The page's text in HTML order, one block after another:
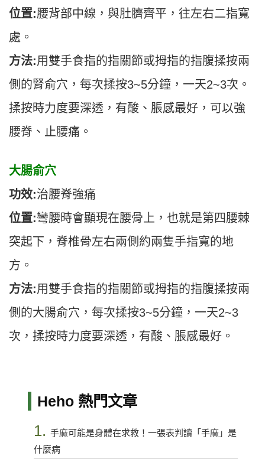
位置:腰背部中線，與肚臍齊平，往左右二指寬
處。
方法:用雙手食指的指關節或拇指的指腹揉按兩
側的腎俞穴，每次揉按3~5分鐘，一天2~3次。
揉按時力度要深透，有酸、脹感最好，可以強
腰脊、止腰痛。
大腸俞穴
功效:治腰脊強痛
位置:彎腰時會顯現在腰骨上，也就是第四腰棘
突起下，脊椎骨左右兩側約兩隻手指寬的地
方。
方法:用雙手食指的指關節或拇指的指腹揉按兩
側的大腸俞穴，每次揉按3~5分鐘，一天2~3
次，揉按時力度要深透，有酸、脹感最好。
Heho 熱門文章
1. 手麻可能是身體在求救！一張表判讀「手麻」是
什麼病